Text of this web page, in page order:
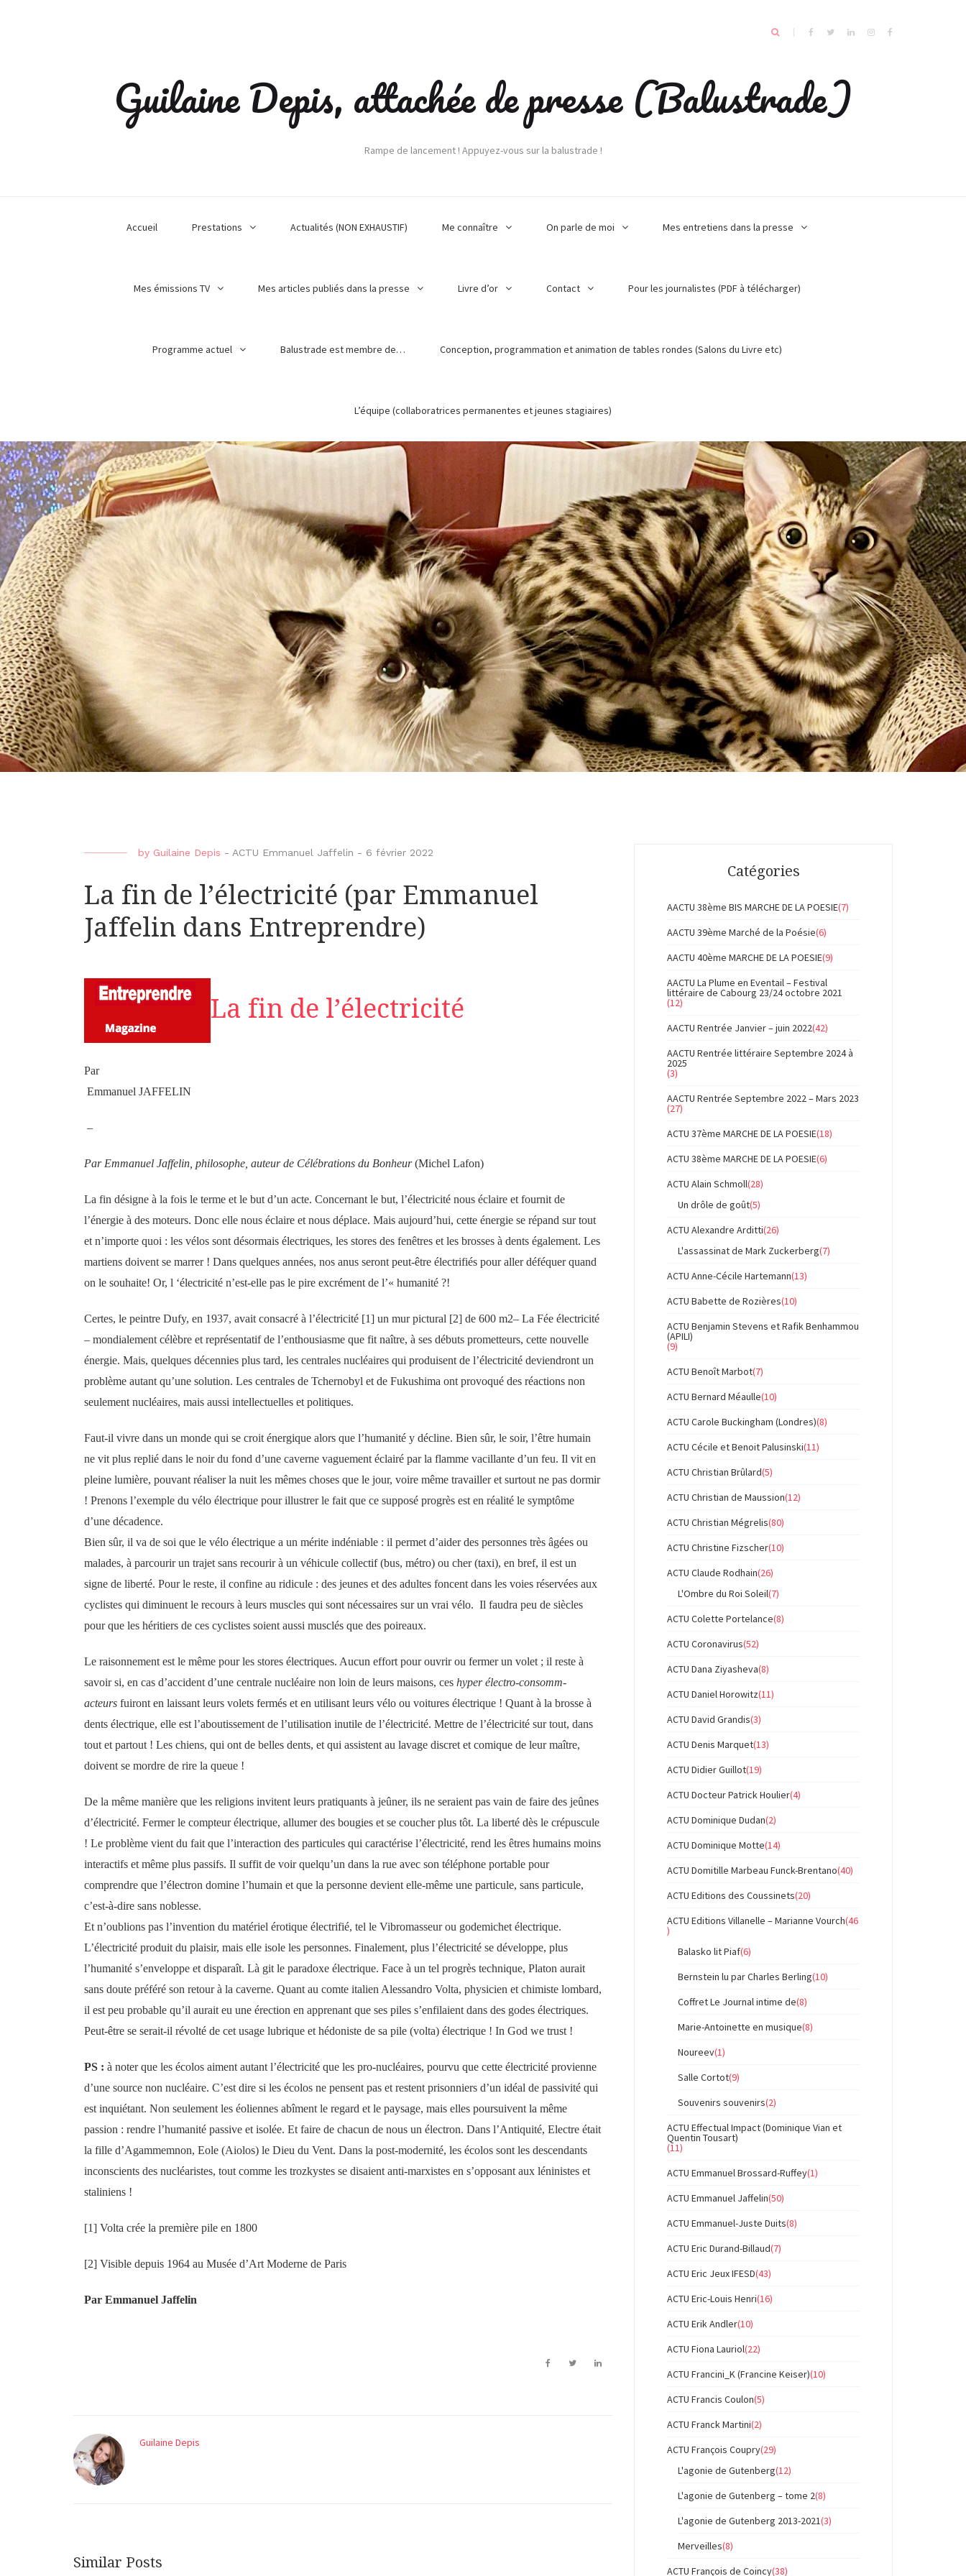
Guilaine Depis, attachée de presse (Balustrade)
Rampe de lancement ! Appuyez-vous sur la balustrade !
Accueil Prestations Actualités (NON EXHAUSTIF) Me connaître On parle de moi Mes entretiens dans la presse
Mes émissions TV Mes articles publiés dans la presse Livre d’or Contact Pour les journalistes (PDF à télécharger)
Programme actuel Balustrade est membre de… Conception, programmation et animation de tables rondes (Salons du Livre etc)
L’équipe (collaboratrices permanentes et jeunes stagiaires)
by Guilaine Depis - ACTU Emmanuel Jaffelin - 6 février 2022
La fin de l’électricité (par Emmanuel
Jaffelin dans Entreprendre)
La fin de l’électricité
Par
Emmanuel JAFFELIN
–
Par Emmanuel Jaffelin, philosophe, auteur de Célébrations du Bonheur(Michel Lafon)
La fin désigne à la fois le terme et le but d’un acte. Concernant le but, l’électricité nous éclaire et fournit de
l’énergie à des moteurs. Donc elle nous éclaire et nous déplace. Mais aujourd’hui, cette énergie se répand sur tout
et n’importe quoi : les vélos sont désormais électriques, les stores des fenêtres et les brosses à dents également. Les
martiens doivent se marrer ! Dans quelques années, nos anus seront peut-être électrifiés pour aller déféquer quand
on le souhaite! Or, l ‘électricité n’est-elle pas le pire excrément de l’« humanité ?!
Certes, le peintre Dufy, en 1937, avait consacré à l’électricité [1] un mur pictural [2] de 600 m2– La Fée électricité
– mondialement célèbre et représentatif de l’enthousiasme que fit naître, à ses débuts prometteurs, cette nouvelle
énergie. Mais, quelques décennies plus tard, les centrales nucléaires qui produisent de l’électricité deviendront un
problème autant qu’une solution. Les centrales de Tchernobyl et de Fukushima ont provoqué des réactions non
seulement nucléaires, mais aussi intellectuelles et politiques.
Faut-il vivre dans un monde qui se croit énergique alors que l’humanité y décline. Bien sûr, le soir, l’être humain
ne vit plus replié dans le noir du fond d’une caverne vaguement éclairé par la flamme vacillante d’un feu. Il vit en
pleine lumière, pouvant réaliser la nuit les mêmes choses que le jour, voire même travailler et surtout ne pas dormir
! Prenons l’exemple du vélo électrique pour illustrer le fait que ce supposé progrès est en réalité le symptôme
d’une décadence.
Bien sûr, il va de soi que le vélo électrique a un mérite indéniable : il permet d’aider des personnes très âgées ou
malades, à parcourir un trajet sans recourir à un véhicule collectif (bus, métro) ou cher (taxi), en bref, il est un
signe de liberté. Pour le reste, il confine au ridicule : des jeunes et des adultes foncent dans les voies réservées aux
cyclistes qui diminuent le recours à leurs muscles qui sont nécessaires sur un vrai vélo. Il faudra peu de siècles
pour que les héritiers de ces cyclistes soient aussi musclés que des poireaux.
Le raisonnement est le même pour les stores électriques. Aucun effort pour ouvrir ou fermer un volet ; il reste à
savoir si, en cas d’accident d’une centrale nucléaire non loin de leurs maisons, ces hyper électro-consomm-
acteurs fuiront en laissant leurs volets fermés et en utilisant leurs vélo ou voitures électrique ! Quant à la brosse à
dents électrique, elle est l’aboutissement de l’utilisation inutile de l’électricité. Mettre de l’électricité sur tout, dans
tout et partout ! Les chiens, qui ont de belles dents, et qui assistent au lavage discret et comique de leur maître,
doivent se mordre de rire la queue !
De la même manière que les religions invitent leurs pratiquants à jeûner, ils ne seraient pas vain de faire des jeûnes
d’électricité. Fermer le compteur électrique, allumer des bougies et se coucher plus tôt. La liberté dès le crépuscule
! Le problème vient du fait que l’interaction des particules qui caractérise l’électricité, rend les êtres humains moins
interactifs et même plus passifs. Il suffit de voir quelqu’un dans la rue avec son téléphone portable pour
comprendre que l’électron domine l’humain et que la personne devient elle-même une particule, sans particule,
c’est-à-dire sans noblesse.
Et n’oublions pas l’invention du matériel érotique électrifié, tel le Vibromasseur ou godemichet électrique.
L’électricité produit du plaisir, mais elle isole les personnes. Finalement, plus l’électricité se développe, plus
l’humanité s’enveloppe et disparaît. Là git le paradoxe électrique. Face à un tel progrès technique, Platon aurait
sans doute préféré son retour à la caverne. Quant au comte italien Alessandro Volta, physicien et chimiste lombard,
il est peu probable qu’il aurait eu une érection en apprenant que ses piles s’enfilaient dans des godes électriques.
Peut-être se serait-il révolté de cet usage lubrique et hédoniste de sa pile (volta) électrique ! In God we trust !
PS : à noter que les écolos aiment autant l’électricité que les pro-nucléaires, pourvu que cette électricité provienne
d’une source non nucléaire. C’est dire si les écolos ne pensent pas et restent prisonniers d’un idéal de passivité qui
est inquiétant. Non seulement les éoliennes abîment le regard et le paysage, mais elles poursuivent la même
passion : rendre l’humanité passive et isolée. Et faire de chacun de nous un électron. Dans l’Antiquité, Electre était
la fille d’Agammemnon, Eole (Aiolos) le Dieu du Vent. Dans la post-modernité, les écolos sont les descendants
inconscients des nucléaristes, tout comme les trozkystes se disaient anti-marxistes en s’opposant aux léninistes et
staliniens !
[1] Volta crée la première pile en 1800
[2] Visible depuis 1964 au Musée d’Art Moderne de Paris
Par Emmanuel Jaffelin
Guilaine Depis
Similar Posts
Catégories
AACTU 38ème BIS MARCHE DE LA POESIE(7)
AACTU 39ème Marché de la Poésie(6)
AACTU 40ème MARCHE DE LA POESIE(9)
AACTU La Plume en Eventail – Festival
littéraire de Cabourg 23/24 octobre 2021
(12)
AACTU Rentrée Janvier – juin 2022(42)
AACTU Rentrée littéraire Septembre 2024 à
2025
(3)
AACTU Rentrée Septembre 2022 – Mars 2023
(27)
ACTU 37ème MARCHE DE LA POESIE(18)
ACTU 38ème MARCHE DE LA POESIE(6)
ACTU Alain Schmoll(28)
Un drôle de goût(5)
ACTU Alexandre Arditti(26)
L'assassinat de Mark Zuckerberg(7)
ACTU Anne-Cécile Hartemann(13)
ACTU Babette de Rozières(10)
ACTU Benjamin Stevens et Rafik Benhammou
(APILI)
(9)
ACTU Benoît Marbot(7)
ACTU Bernard Méaulle(10)
ACTU Carole Buckingham (Londres)(8)
ACTU Cécile et Benoit Palusinski(11)
ACTU Christian Brûlard(5)
ACTU Christian de Maussion(12)
ACTU Christian Mégrelis(80)
ACTU Christine Fizscher(10)
ACTU Claude Rodhain(26)
L'Ombre du Roi Soleil(7)
ACTU Colette Portelance(8)
ACTU Coronavirus(52)
ACTU Dana Ziyasheva(8)
ACTU Daniel Horowitz(11)
ACTU David Grandis(3)
ACTU Denis Marquet(13)
ACTU Didier Guillot(19)
ACTU Docteur Patrick Houlier(4)
ACTU Dominique Dudan(2)
ACTU Dominique Motte(14)
ACTU Domitille Marbeau Funck-Brentano(40)
ACTU Editions des Coussinets(20)
ACTU Editions Villanelle – Marianne Vourch(46
)
Balasko lit Piaf(6)
Bernstein lu par Charles Berling(10)
Coffret Le Journal intime de(8)
Marie-Antoinette en musique(8)
Noureev(1)
Salle Cortot(9)
Souvenirs souvenirs(2)
ACTU Effectual Impact (Dominique Vian et
Quentin Tousart)
(11)
ACTU Emmanuel Brossard-Ruffey(1)
ACTU Emmanuel Jaffelin(50)
ACTU Emmanuel-Juste Duits(8)
ACTU Eric Durand-Billaud(7)
ACTU Eric Jeux IFESD(43)
ACTU Eric-Louis Henri(16)
ACTU Erik Andler(10)
ACTU Fiona Lauriol(22)
ACTU Francini_K (Francine Keiser)(10)
ACTU Francis Coulon(5)
ACTU Franck Martini(2)
ACTU François Coupry(29)
L'agonie de Gutenberg(12)
L'agonie de Gutenberg – tome 2(8)
L'agonie de Gutenberg 2013-2021(3)
Merveilles(8)
ACTU François de Coincy(38)